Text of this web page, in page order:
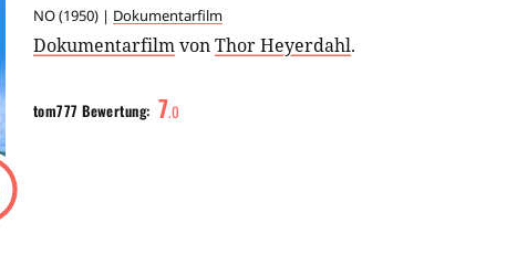
NO(1950) | Dokumentarfilm
DokumentarfilmvonThor Heyerdahl.
tom777 Bewertung: 7.0